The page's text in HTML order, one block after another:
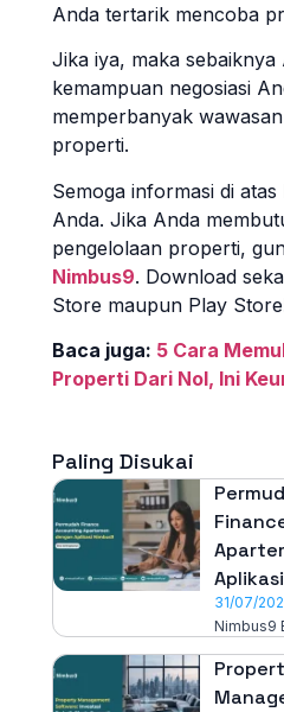
Anda tertarik mencoba
Jika iya, maka sebaiknya
kemampuan negosiasi
memperbanyak
properti.
Semoga informasi di
Anda. Jika Anda
pengelolaan properti,
Nimbus9. Download
Store maupun Play
Baca juga: 5 Cara
Properti Dari Nol, Ini
Paling Disukai
31/07/
Nimbus9